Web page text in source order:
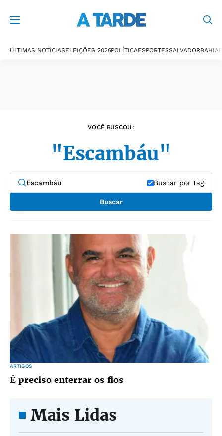
ÚLTIMAS NOTÍCIASELEIÇÕES 2026POLÍTICAESPORTESSALVADORBAHIA
VOCÊ BUSCOU:
"Escambáu"
Buscar por tag
Buscar
ARTIGOS
É preciso enterrar os fios
Mais Lidas